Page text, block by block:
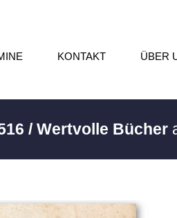
KONTAKT ÜBER
/ Wertvolle Bücher